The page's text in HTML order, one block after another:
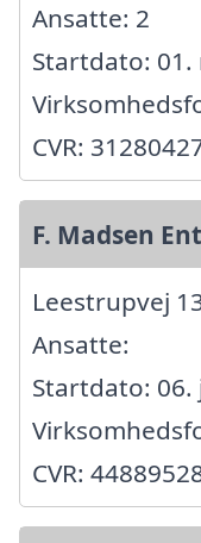
Ansatte: 2
Startdato: 01.
CVR:
F. Madsen
Leestrupvej
Ansatte:
Startdato: 06.
CVR: